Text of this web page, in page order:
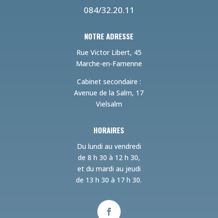
084/32.20.11
NOTRE ADRESSE
Rue Victor Libert, 45
Marche-en-Famenne
Cabinet secondaire :
Avenue de la Salm, 17
Vielsalm
HORAIRES
Du lundi au vendredi
de 8 h 30 à 12 h 30,
et du mardi au jeudi
de 13 h 30 à 17 h 30.